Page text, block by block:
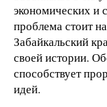
экономических и
проблема стоит
Забайкальский
своей истории.
способствует
идей.